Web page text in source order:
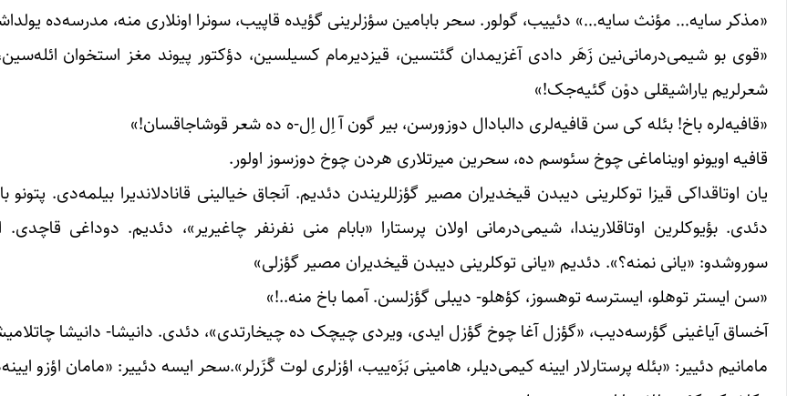
«مذکر سایه… مؤنث سایه…» دئییب، گولور. سحر بابامین سؤزلرینی گؤیده قاپیب، سونرا اونلاری منه، مدرسه‌ده
«قوی بو شیمی‌درمانی‌نین زَهَر دادی آغزیمدان گئتسین، قیزدیرمام کسیلسین، دؤکتور پیوند مغز استخوان ائله‌سین،
شعرلریم یاراشیقلی دوْن گئیه‌جک!»
«قافیه‌لره باخ! بئله کی سن قافیه‌لری دالبادال دوزورسن، بیر گون آ اِل اِل-ه ده شعر قوشاجاقسان!»
قافیه اویونو اویناماغی چوخ سئوسم ده، سحرین میرتلاری هردن چوخ دوزسوز اولور.
یان اوتاقداکی قیزا توکلرینی دیبدن قیخدیران مصیر گؤزللریندن دئدیم. آنجاق خیالینی قانادلاندیرا بیلمه‌دی. پتونو
دئدی. بؤیوکلرین اوتاقلاریندا، شیمی‌درمانی اولان پرستارا «بابام منی نفرنفر چاغیریر»، دئدیم. دوداغی
سوروشدو: «یانی نمنه؟». دئدیم «یانی توکلرینی دیبدن قیخدیران مصیر گؤزلی»
«سن ایستر توهلو، ایسترسه توهسوز، کؤهلو- دیبلی گؤزلسن. آمما باخ منه..!»
آخساق آیاغینی گؤرسه‌دیب، «گؤزل آغا چوخ گؤزل‌ ایدی، ویردی چیچک ده چیخارتدی»، دئدی. دانیشا- دانیشا
مامانیم دئییر: «بئله پرستارلار ایینه کیمی‌دیلر، هامینی بَزَه‌ییب، اؤزلری لوت گَزَرلر».سحر ایسه دئییر: «مامان اؤزو